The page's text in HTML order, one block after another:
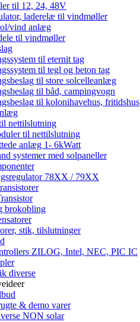
til 12, 24, 48V
laderelæ til vindmøller
vind anlæg
til vindmøller
til eternit tag
til tegl og beton tag
til store solcelleanlæg
til båd, campingvogn
til kolonihavehus, fritidshus
nettilslutning
til nettilslutning
anlæg 1- 6kWatt
systemer med solpaneller
78XX / 79XX
brokobling
stik, tilslutninger
ZILOG, Intel, NEC, PIC IC
diverse
& demo varer
NON solar